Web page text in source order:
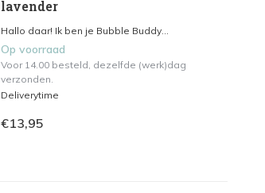
lavender
Hallo daar! Ik ben je Bubble Buddy...
Op voorraad
Voor 14.00 besteld, dezelfde (werk)dag
verzonden.
Deliverytime
€13,95